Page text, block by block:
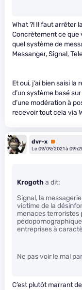
What ?! Il faut arrêter
Concrètement ce que
quel système de
Messanger, Signal,
Et oui, j’ai bien saisi la
d’un système basé
d’une modération à
recevoir tout cela via
dvr-x Premium
Le 09/09/2021 à
Krogotha dit:
Signal, la
victime de la
menaces terroristes
entreprises à
Ne pas voir le mal
C’est plutôt marrant